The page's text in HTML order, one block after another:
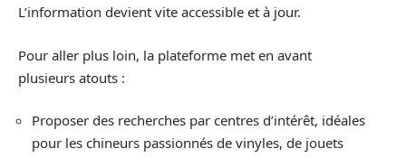
L’information devient vite accessible et à jour.
Pour aller plus loin, la plateforme met en avant
plusieurs atouts :
Proposer des recherches par centres d’intérêt, idéales
pour les chineurs passionnés de vinyles, de jouets